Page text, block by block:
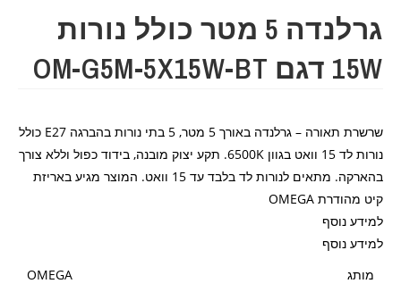
גרלנדה 5 מטר כולל נורות
15W דגם OM-G5M-5X15W-BT
שרשרת תאורה – גרלנדה באורך 5 מטר, 5 בתי נורות בהברגה E27 כולל
נורות לד 15 וואט בגוון 6500K. תקע יצוק מובנה, בידוד כפול וללא צורך
בהארקה. מתאים לנורות לד בלבד עד 15 וואט. המוצר מגיע באריזת
קיט מהודרת OMEGA
למידע נוסף
למידע נוסף
מותג
OMEGA